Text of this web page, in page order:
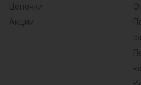
Цепочки
Акции